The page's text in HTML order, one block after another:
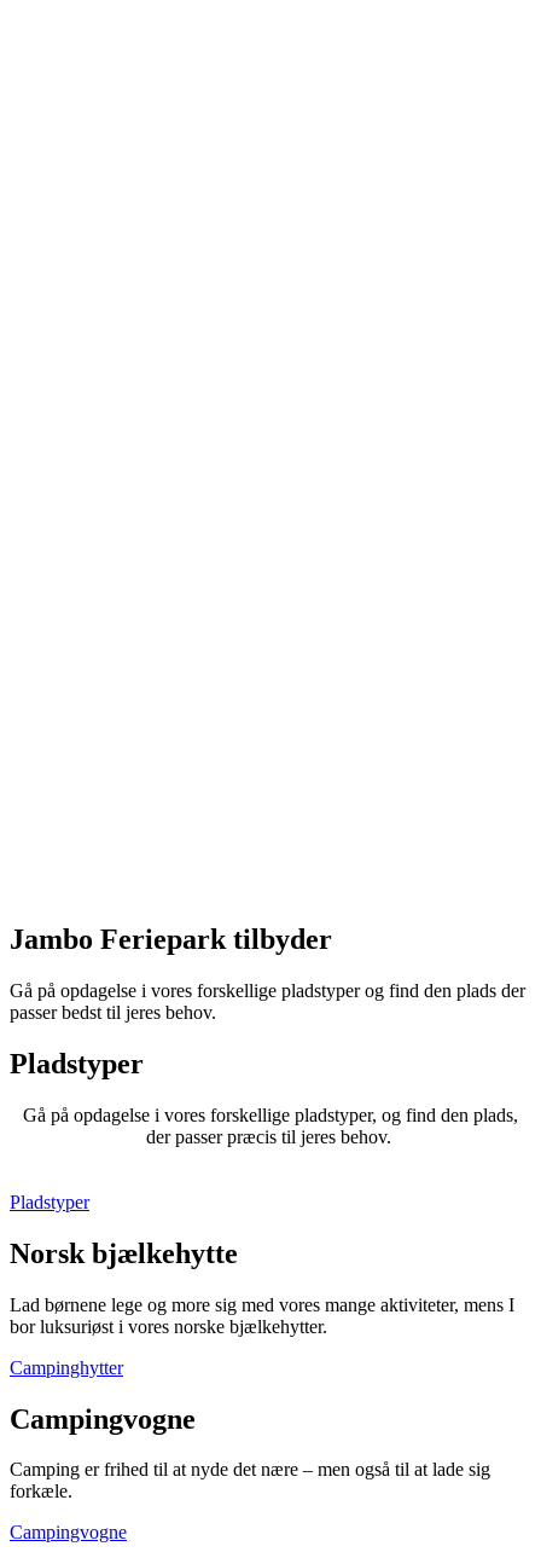
Jambo Feriepark tilbyder
Gå på opdagelse i vores forskellige pladstyper og find den plads der
passer bedst til jeres behov.
Pladstyper
Gå på opdagelse i vores forskellige pladstyper, og find den plads,
der passer præcis til jeres behov.
Pladstyper
Norsk bjælkehytte
Lad børnene lege og more sig med vores mange aktiviteter, mens I
bor luksuriøst i vores norske bjælkehytter.
Campinghytter
Campingvogne
Camping er frihed til at nyde det nære – men også til at lade sig
forkæle.
Campingvogne